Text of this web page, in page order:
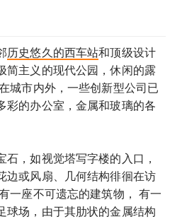
历史悠久的西车站和顶级设计
简主义的现代公园，休闲的露
城市内外，一些创新型公司已
彩的办公室，金属和玻璃的各
石，如视觉塔写字楼的入口，
边或风扇、几何结构徘徊在访
一座不可遗忘的建筑物， 有一
球场，由于其肋状的金属结构